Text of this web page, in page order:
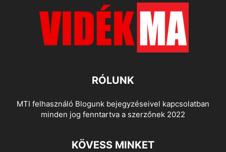
RÓLUNK
MTI felhasználó Blogunk bejegyzéseivel kapcsolatban
minden jog fenntartva a szerzőnek 2022
KÖVESS MINKET